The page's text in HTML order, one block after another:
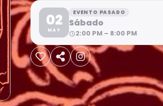
02
MAY
EVENTO PASADO
Sábado
2:00 PM – 8:00 PM